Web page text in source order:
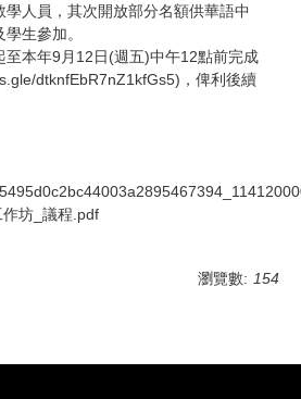
人員，其次開放部分名額供華語中
生參加。
至本年9月12日(週五)中午12點前完成
dtknfEbR7nZ1kfGs5)，俾利後續
坊_議程.pdf
瀏覽數: 154